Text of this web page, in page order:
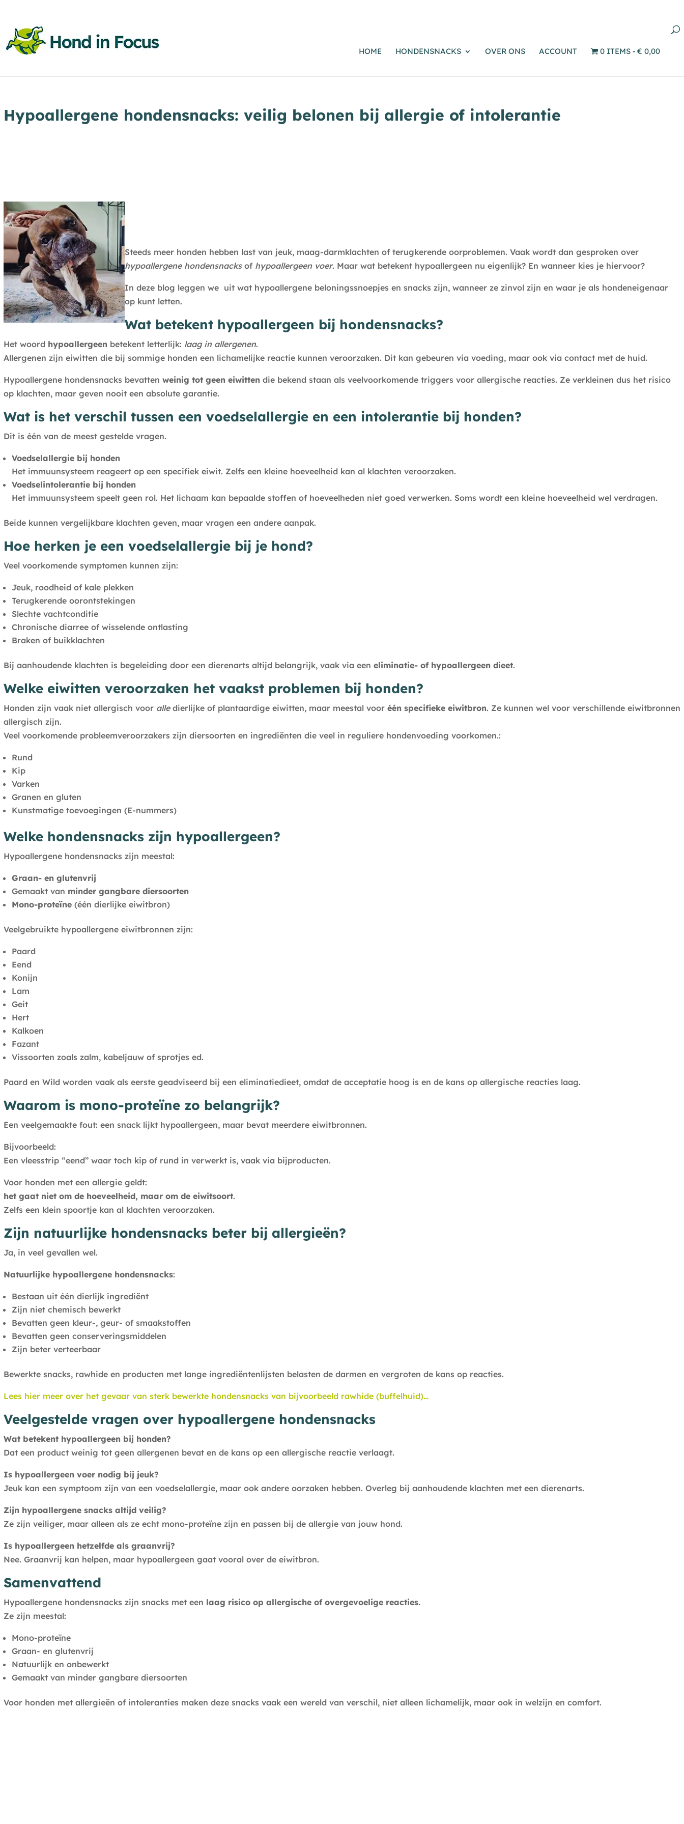
HOME HONDENSNACKS OVER ONS ACCOUNT 0 ITEMS € 0,00
Hypoallergene hondensnacks: veilig belonen bij allergie of intolerantie
Steeds meer honden hebben last van jeuk, maag-darmklachten of terugkerende oorproblemen. Vaak wordt dan gesproken over
hypoallergene hondensnacksof hypoallergeen voer. Maar wat betekent hypoallergeen nu eigenlijk? En wanneer kies je hiervoor?
In deze blog leggen we uit wat hypoallergene beloningssnoepjes en snacks zijn, wanneer ze zinvol zijn en waar je als hondeneigenaar
op kunt letten.
Wat betekent hypoallergeen bij hondensnacks?
Het woord hypoallergeenbetekent letterlijk: laag in allergenen.
Allergenen zijn eiwitten die bij sommige honden een lichamelijke reactie kunnen veroorzaken. Dit kan gebeuren via voeding, maar ook via contact met de huid.
Hypoallergene hondensnacks bevatten weinig tot geen eiwittendie bekend staan als veelvoorkomende triggers voor allergische reacties. Ze verkleinen dus het risico
op klachten, maar geven nooit een absolute garantie.
Wat is het verschil tussen een voedselallergie en een intolerantie bij honden?
Dit is één van de meest gestelde vragen.
Voedselallergie bij honden
Het immuunsysteem reageert op een specifiek eiwit. Zelfs een kleine hoeveelheid kan al klachten veroorzaken.
Voedselintolerantie bij honden
Het immuunsysteem speelt geen rol. Het lichaam kan bepaalde stoffen of hoeveelheden niet goed verwerken. Soms wordt een kleine hoeveelheid wel verdragen.
Beide kunnen vergelijkbare klachten geven, maar vragen een andere aanpak.
Hoe herken je een voedselallergie bij je hond?
Veel voorkomende symptomen kunnen zijn:
Jeuk, roodheid of kale plekken
Terugkerende oorontstekingen
Slechte vachtconditie
Chronische diarree of wisselende ontlasting
Braken of buikklachten
Bij aanhoudende klachten is begeleiding door een dierenarts altijd belangrijk, vaak via een eliminatie- of hypoallergeen dieet.
Welke eiwitten veroorzaken het vaakst problemen bij honden?
Honden zijn vaak niet allergisch voor alledierlijke of plantaardige eiwitten, maar meestal voor één specifieke eiwitbron. Ze kunnen wel voor verschillende eiwitbronnen
allergisch zijn.
Veel voorkomende probleemveroorzakers zijn diersoorten en ingrediënten die veel in reguliere hondenvoeding voorkomen.:
Rund
Kip
Varken
Granen en gluten
Kunstmatige toevoegingen (E-nummers)
Welke hondensnacks zijn hypoallergeen?
Hypoallergene hondensnacks zijn meestal:
Graan- en glutenvrij
Gemaakt van minder gangbare diersoorten
Mono-proteïne(één dierlijke eiwitbron)
Veelgebruikte hypoallergene eiwitbronnen zijn:
Paard
Eend
Konijn
Lam
Geit
Hert
Kalkoen
Fazant
Vissoorten zoals zalm, kabeljauw of sprotjes ed.
Paard en Wild worden vaak als eerste geadviseerd bij een eliminatiedieet, omdat de acceptatie hoog is en de kans op allergische reacties laag.
Waarom is mono-proteïne zo belangrijk?
Een veelgemaakte fout: een snack lijkt hypoallergeen, maar bevat meerdere eiwitbronnen.
Bijvoorbeeld:
Een vleesstrip “eend” waar toch kip of rund in verwerkt is, vaak via bijproducten.
Voor honden met een allergie geldt:
het gaat niet om de hoeveelheid, maar om de eiwitsoort.
Zelfs een klein spoortje kan al klachten veroorzaken.
Zijn natuurlijke hondensnacks beter bij allergieën?
Ja, in veel gevallen wel.
Natuurlijke hypoallergene hondensnacks:
Bestaan uit één dierlijk ingrediënt
Zijn niet chemisch bewerkt
Bevatten geen kleur-, geur- of smaakstoffen
Bevatten geen conserveringsmiddelen
Zijn beter verteerbaar
Bewerkte snacks, rawhide en producten met lange ingrediëntenlijsten belasten de darmen en vergroten de kans op reacties.
Lees hier meer over het gevaar van sterk bewerkte hondensnacks van bijvoorbeeld rawhide (buffelhuid)…
Veelgestelde vragen over hypoallergene hondensnacks
Wat betekent hypoallergeen bij honden?
Dat een product weinig tot geen allergenen bevat en de kans op een allergische reactie verlaagt.
Is hypoallergeen voer nodig bij jeuk?
Jeuk kan een symptoom zijn van een voedselallergie, maar ook andere oorzaken hebben. Overleg bij aanhoudende klachten met een dierenarts.
Zijn hypoallergene snacks altijd veilig?
Ze zijn veiliger, maar alleen als ze echt mono-proteïne zijn en passen bij de allergie van jouw hond.
Is hypoallergeen hetzelfde als graanvrij?
Nee. Graanvrij kan helpen, maar hypoallergeen gaat vooral over de eiwitbron.
Samenvattend
Hypoallergene hondensnacks zijn snacks met een laag risico op allergische of overgevoelige reacties.
Ze zijn meestal:
Mono-proteïne
Graan- en glutenvrij
Natuurlijk en onbewerkt
Gemaakt van minder gangbare diersoorten
Voor honden met allergieën of intoleranties maken deze snacks vaak een wereld van verschil, niet alleen lichamelijk, maar ook in welzijn en comfort.